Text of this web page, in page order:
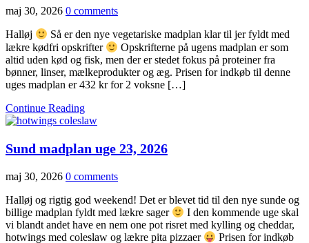
maj 30, 2026 0 comments
Halløj
Så er den nye vegetariske madplan klar til jer fyldt med
lækre kødfri opskrifter
Opskrifterne på ugens madplan er som
altid uden kød og fisk, men der er stedet fokus på proteiner fra
bønner, linser, mælkeprodukter og æg. Prisen for indkøb til denne
uges madplan er 432 kr for 2 voksne […]
Continue Reading
Sund madplan uge 23, 2026
maj 30, 2026 0 comments
Halløj og rigtig god weekend! Det er blevet tid til den nye sunde og
billige madplan fyldt med lækre sager
I den kommende uge skal
vi blandt andet have en nem one pot risret med kylling og cheddar,
hotwings med coleslaw og lækre pita pizzaer
Prisen for indkøb